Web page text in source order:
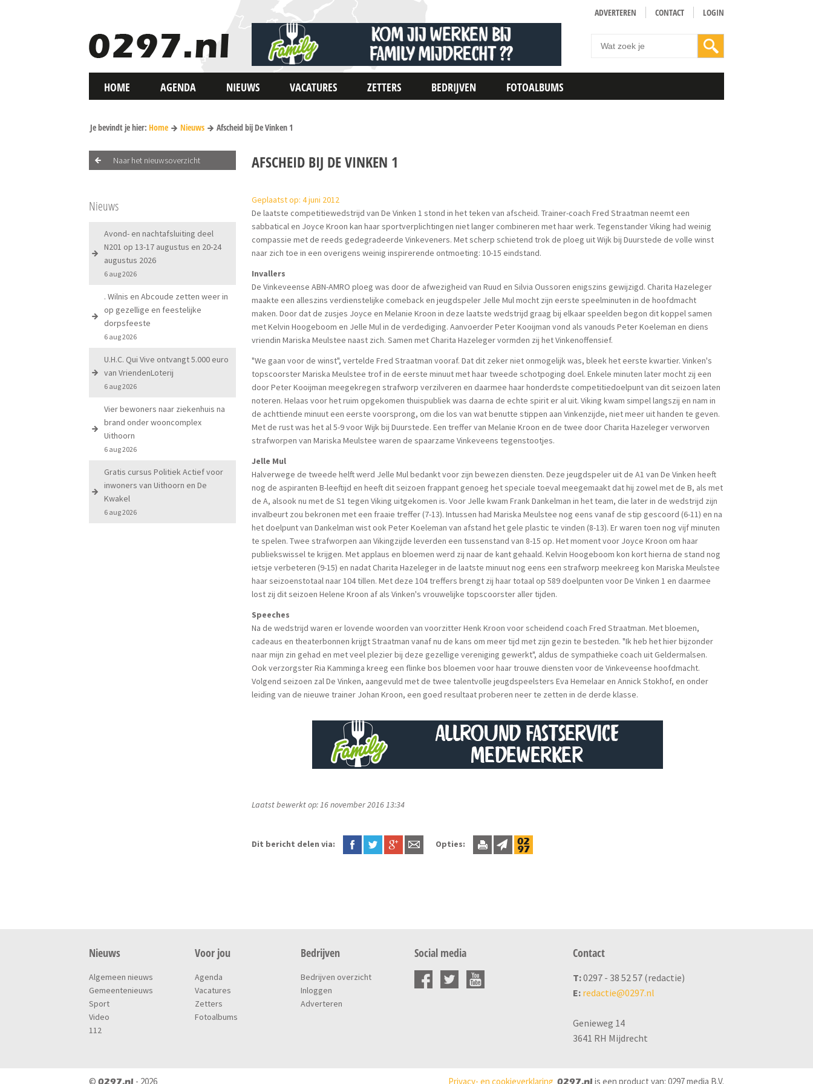
ADVERTEREN CONTACT LOGIN
HOME AGENDA NIEUWS VACATURES ZETTERS BEDRIJVEN FOTOALBUMS
Je bevindt je hier: Home Nieuws Afscheid bij De Vinken 1
Naar het nieuwsoverzicht
Nieuws
Avond- en nachtafsluiting deel
N201 op 13-17 augustus en 20-24
augustus 2026
6 aug 2026
. Wilnis en Abcoude zetten weer in
op gezellige en feestelijke
dorpsfeeste
6 aug 2026
U.H.C. Qui Vive ontvangt 5.000 euro
van VriendenLoterij
6 aug 2026
Vier bewoners naar ziekenhuis na
brand onder wooncomplex
Uithoorn
6 aug 2026
Gratis cursus Politiek Actief voor
inwoners van Uithoorn en De
Kwakel
6 aug 2026
AFSCHEID BIJ DE VINKEN 1
Geplaatst op: 4 juni 2012
De laatste competitiewedstrijd van De Vinken 1 stond in het teken van afscheid. Trainer-coach Fred Straatman neemt een
sabbatical en Joyce Kroon kan haar sportverplichtingen niet langer combineren met haar werk. Tegenstander Viking had weinig
compassie met de reeds gedegradeerde Vinkeveners. Met scherp schietend trok de ploeg uit Wijk bij Duurstede de volle winst
naar zich toe in een overigens weinig inspirerende ontmoeting: 10-15 eindstand.
Invallers
De Vinkeveense ABN-AMRO ploeg was door de afwezigheid van Ruud en Silvia Oussoren enigszins gewijzigd. Charita Hazeleger
maakte een alleszins verdienstelijke comeback en jeugdspeler Jelle Mul mocht zijn eerste speelminuten in de hoofdmacht
maken. Door dat de zusjes Joyce en Melanie Kroon in deze laatste wedstrijd graag bij elkaar speelden begon dit koppel samen
met Kelvin Hoogeboom en Jelle Mul in de verdediging. Aanvoerder Peter Kooijman vond als vanouds Peter Koeleman en diens
vriendin Mariska Meulstee naast zich. Samen met Charita Hazeleger vormden zij het Vinkenoffensief.
"We gaan voor de winst", vertelde Fred Straatman vooraf. Dat dit zeker niet onmogelijk was, bleek het eerste kwartier. Vinken's
topscoorster Mariska Meulstee trof in de eerste minuut met haar tweede schotpoging doel. Enkele minuten later mocht zij een
door Peter Kooijman meegekregen strafworp verzilveren en daarmee haar honderdste competitiedoelpunt van dit seizoen laten
noteren. Helaas voor het ruim opgekomen thuispubliek was daarna de echte spirit er al uit. Viking kwam simpel langszij en nam in
de achttiende minuut een eerste voorsprong, om die los van wat benutte stippen aan Vinkenzijde, niet meer uit handen te geven.
Met de rust was het al 5-9 voor Wijk bij Duurstede. Een treffer van Melanie Kroon en de twee door Charita Hazeleger verworven
strafworpen van Mariska Meulstee waren de spaarzame Vinkeveens tegenstootjes.
Jelle Mul
Halverwege de tweede helft werd Jelle Mul bedankt voor zijn bewezen diensten. Deze jeugdspeler uit de A1 van De Vinken heeft
nog de aspiranten B-leeftijd en heeft dit seizoen frappant genoeg het speciale toeval meegemaakt dat hij zowel met de B, als met
de A, alsook nu met de S1 tegen Viking uitgekomen is. Voor Jelle kwam Frank Dankelman in het team, die later in de wedstrijd zijn
invalbeurt zou bekronen met een fraaie treffer (7-13). Intussen had Mariska Meulstee nog eens vanaf de stip gescoord (6-11) en na
het doelpunt van Dankelman wist ook Peter Koeleman van afstand het gele plastic te vinden (8-13). Er waren toen nog vijf minuten
te spelen. Twee strafworpen aan Vikingzijde leverden een tussenstand van 8-15 op. Het moment voor Joyce Kroon om haar
publiekswissel te krijgen. Met applaus en bloemen werd zij naar de kant gehaald. Kelvin Hoogeboom kon kort hierna de stand nog
ietsje verbeteren (9-15) en nadat Charita Hazeleger in de laatste minuut nog eens een strafworp meekreeg kon Mariska Meulstee
haar seizoenstotaal naar 104 tillen. Met deze 104 treffers brengt zij haar totaal op 589 doelpunten voor De Vinken 1 en daarmee
lost zij dit seizoen Helene Kroon af als Vinken's vrouwelijke topscoorster aller tijden.
Speeches
Na de wedstrijd waren er lovende woorden van voorzitter Henk Kroon voor scheidend coach Fred Straatman. Met bloemen,
cadeaus en theaterbonnen krijgt Straatman vanaf nu de kans om meer tijd met zijn gezin te besteden. "Ik heb het hier bijzonder
naar mijn zin gehad en met veel plezier bij deze gezellige vereniging gewerkt", aldus de sympathieke coach uit Geldermalsen.
Ook verzorgster Ria Kamminga kreeg een flinke bos bloemen voor haar trouwe diensten voor de Vinkeveense hoofdmacht.
Volgend seizoen zal De Vinken, aangevuld met de twee talentvolle jeugdspeelsters Eva Hemelaar en Annick Stokhof, en onder
leiding van de nieuwe trainer Johan Kroon, een goed resultaat proberen neer te zetten in de derde klasse.
Laatst bewerkt op: 16 november 2016 13:34
Dit bericht delen via: Opties:
Nieuws
Algemeen nieuws
Gemeentenieuws
Sport
Video
112
Voor jou
Agenda
Vacatures
Zetters
Fotoalbums
Bedrijven
Bedrijven overzicht
Inloggen
Adverteren
Social media Contact
T:0297 - 38 52 57 (redactie)
E: redactie@0297.nl
Genieweg 14
3641 RH Mijdrecht
©0297.nl - 2026 Privacy- en cookieverklaring 0297.nl is een product van: 0297 media B.V.